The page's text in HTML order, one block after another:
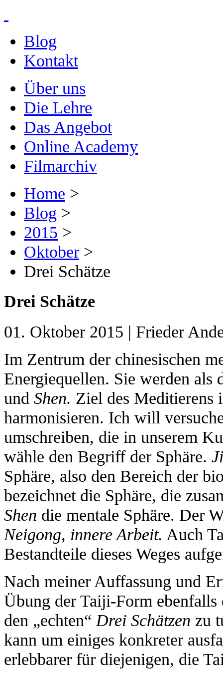
Blog
Kontakt
Über uns
Die Lehre
Das Angebot
Online Academy
Filmarchiv
Home >
Blog >
2015 >
Oktober >
Drei Schätze
Drei Schätze
01. Oktober 2015 | Frieder
Im Zentrum der chinesischen
Energiequellen. Sie werden als
und Shen. Ziel des Meditierens
harmonisieren. Ich will
umschreiben, die in unserem
wähle den Begriff der Sphäre.
Sphäre, also den Bereich der
bezeichnet die Sphäre, die
Shen die mentale Sphäre. Der
Neigong, innere Arbeit. Auch
Bestandteile dieses Weges
Nach meiner Auffassung und
Übung der Taiji-Form
den „echten“ Drei Schätzen zu
kann um einiges konkreter
erlebbarer für diejenigen, die